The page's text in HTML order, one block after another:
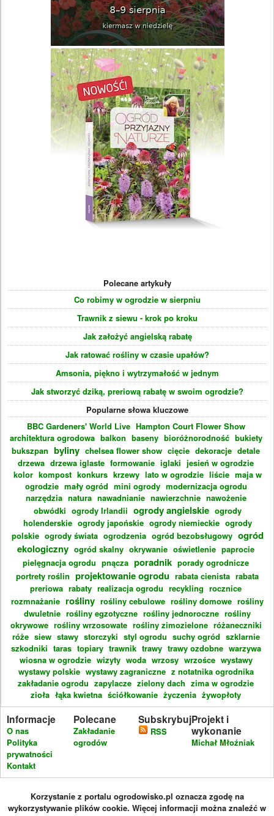
Polecane artykuły
Co robimy w ogrodzie w sierpniu
Trawnik z siewu - krok po kroku
Jak założyć angielską rabatę
Jak ratować rośliny w czasie upałów?
Amsonia, piękno i wytrzymałość w jednym
Jak stworzyć dziką, preriową rabatę w swoim ogrodzie?
Popularne słowa kluczowe
BBC Gardeners' World Live Hampton Court Flower Show
architektura ogrodowa balkon baseny bioróżnorodność bukiety
bukszpan byliny chelsea flower show cięcie dekoracje detale
drzewa drzewa iglaste formowanie iglaki jesień w ogrodzie
kolor kompost konkurs krzewy lato w ogrodzie liście maja w
ogrodzie mały ogród mini ogrody modernizacja ogrodu
narzędzia natura nawadnianie nawierzchnie nawożenie
obwódki ogrody Irlandii ogrody angielskie ogrody
holenderskie ogrody japońskie ogrody niemieckie ogrody
polskie ogrody świata ogrodzenia ogród bezobsługowy ogród
ekologiczny ogród skalny okrywanie oświetlenie paprocie
pielęgnacja ogrodu pnącza poradnik porady ogrodnicze
portrety roślin projektowanie ogrodu rabata cienista rabata
preriowa rabaty realizacja ogrodu recykling rocznice
rozmnażanie rośliny rośliny cebulowe rośliny domowe rośliny
dwuletnie rośliny egzotyczne rośliny jednoroczne rośliny
okrywowe rośliny wrzosowate rośliny zimozielone różaneczniki
róże siew stawy storczyki styl ogrodu suchy ogród szklarnie
szkodniki taras topiary trawnik trawy trawy ozdobne warzywa
wiosna w ogrodzie wizyty woda wrzosy wrzośce wystawy
wystawy polskie wystawy zagraniczne z notatnika ogrodnika
zakładanie ogrodu zapylacze zielony dach zima w ogrodzie
zioła łąka kwietna ściółkowanie życzenia żywopłoty
Informacje
O nas
Polityka
prywatności
Kontakt
Polecane
Zakładanie
ogrodów
Subskrybuj
RSS
Projekt i
wykonanie
Michał Młoźniak
Korzystanie z portalu ogrodowisko.pl oznacza zgodę na
wykorzystywanie plików cookie. Więcej informacji można znaleźć w